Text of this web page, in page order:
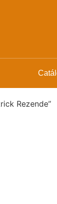
Rezende”